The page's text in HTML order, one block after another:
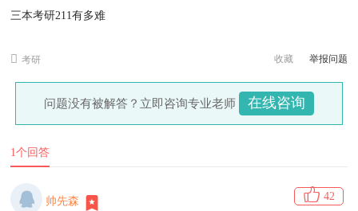
三本考研211有多难
考研 举报问题
收藏
问题没有被解答？立即咨询专业老师 在线咨询
1个回答
帅先森 42